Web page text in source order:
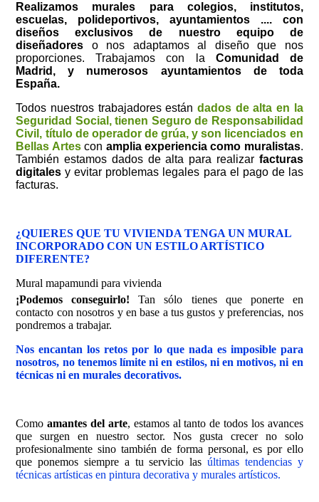
Realizamos murales para colegios, institutos,
escuelas, polideportivos, ayuntamientos .... con
diseños exclusivos de nuestro equipo de
diseñadores o nos adaptamos al diseño que nos
proporciones. Trabajamos con la
Comunidad de
Madrid, y numerosos ayuntamientos de toda
España.
Todos nuestros trabajadores están dados de alta en la
Seguridad Social, tienen Seguro de Responsabilidad
Civil, título de operador de grúa, y son licenciados en
Bellas Artescon amplia experiencia como muralistas.
También estamos dados de alta para realizar facturas
digitales y evitar problemas legales para el pago de las
facturas.
¿QUIERES QUE TU VIVIENDA TENGA UN MURAL
INCORPORADO CON UN ESTILO ARTÍSTICO
DIFERENTE?
Mural mapamundi para vivienda
¡Podemos conseguirlo!
Tan sólo tienes que ponerte en
contacto con nosotros y en base a tus gustos y preferencias, nos
pondremos a trabajar.
Nos encantan los retos por lo que nada es imposible para
nosotros, no tenemos límite ni en estilos, ni en motivos, ni en
técnicas ni en murales decorativos.
Comoamantes del arte, estamos al tanto de todos los avances
que surgen en nuestro sector. Nos gusta crecer no solo
profesionalmente sino también de forma personal, es por ello
que ponemos siempre a tu servicio las últimas tendencias y
técnicas artísticas en pintura decorativa y murales artísticos.